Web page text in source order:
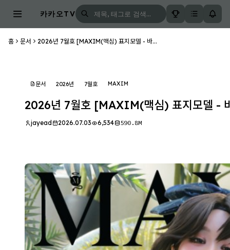
카카오TV
홈 문서 2026년 7월호 [MAXIM(맥심) 표지모델 - 바...
문서 2026년 7월호 MAXIM
2026년 7월호 [MAXIM(맥심) 표지모델 -
jayead 2026.07.03 6,534 590.8M